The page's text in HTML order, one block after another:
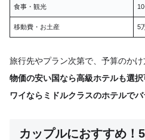
食事・観光
移動費・お土産 5
旅行先やプラン次第で、予算のかけ
物価の安い国なら高級ホテルも選択
ワイならミドルクラスのホテルでバ
カップルにおすすめ！